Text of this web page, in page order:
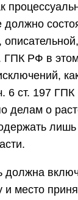
ГПК РФ в
6 ст. 197
делам о
должна
и место